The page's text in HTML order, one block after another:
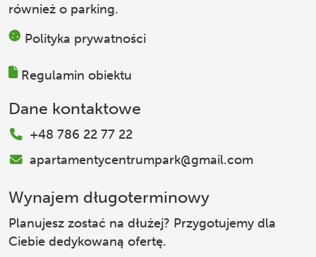
również o parking.
Polityka prywatności
Regulamin obiektu
Dane kontaktowe
+48 786 22 77 22
apartamentycentrumpark@gmail.com
Wynajem długoterminowy
Planujesz zostać na dłużej? Przygotujemy dla
Ciebie dedykowaną ofertę.